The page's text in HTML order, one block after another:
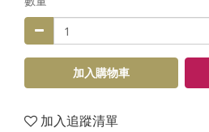
加入購物車
加入追蹤清單